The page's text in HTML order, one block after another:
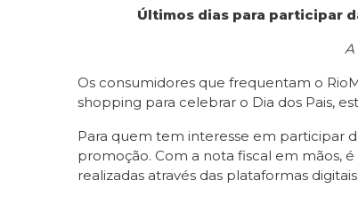
Últimos dias para participar
Os consumidores que frequentam o
shopping para celebrar o Dia dos Pais,
Para quem tem interesse em participar
promoção. Com a nota fiscal em mãos,
realizadas através das plataformas